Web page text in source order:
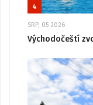
4
SRP, 05 2026
Východočeští